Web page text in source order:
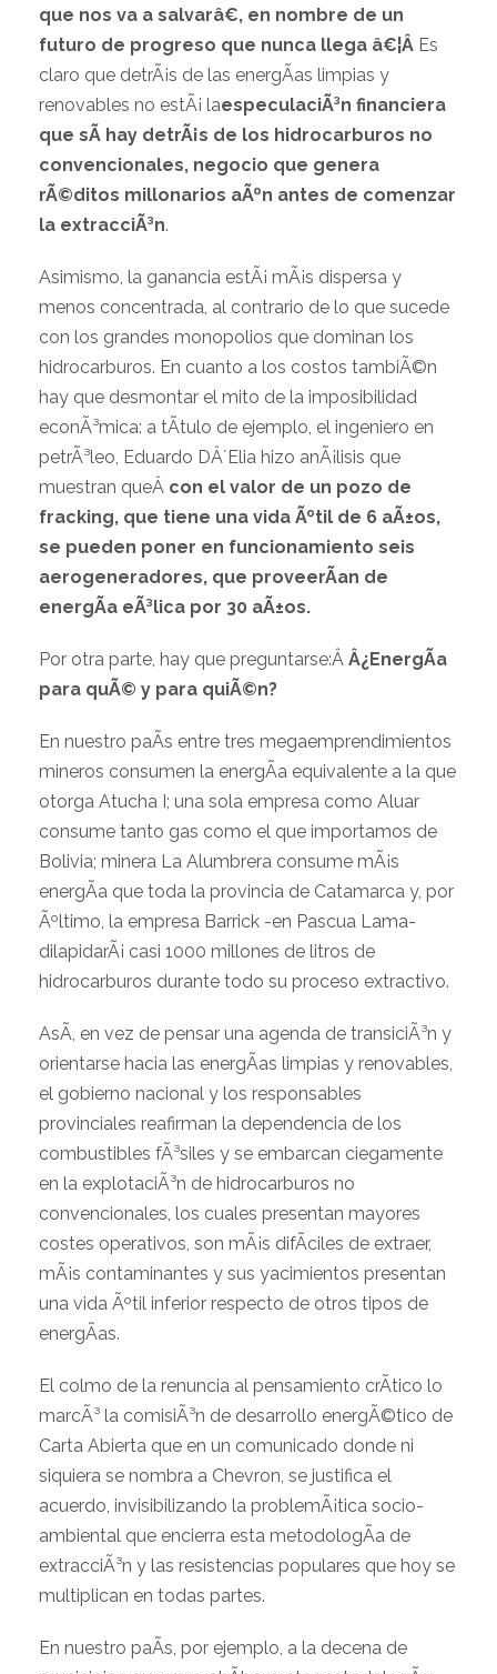
que nos va a salvarâ€, en nombre de un
futuro de progreso que nunca llega â€¦Â Es
claro que detrÃ¡s de las energÃ­as limpias y
renovables no estÃ¡ laespeculaciÃ³n financiera
que sÃ­ hay detrÃ¡s de los hidrocarburos no
convencionales, negocio que genera
rÃ©ditos millonarios aÃºn antes de comenzar
la extracciÃ³n.
Asimismo, la ganancia estÃ¡ mÃ¡s dispersa y
menos concentrada, al contrario de lo que sucede
con los grandes monopolios que dominan los
hidrocarburos. En cuanto a los costos tambiÃ©n
hay que desmontar el mito de la imposibilidad
econÃ³mica: a tÃ­tulo de ejemplo, el ingeniero en
petrÃ³leo, Eduardo DÂ´Elia hizo anÃ¡lisis que
muestran queÂ con el valor de un pozo de
fracking, que tiene una vida Ãºtil de 6 aÃ±os,
se pueden poner en funcionamiento seis
aerogeneradores, que proveerÃ­an de
energÃ­a eÃ³lica por 30 aÃ±os.
Por otra parte, hay que preguntarse:Â Â¿EnergÃ­a
para quÃ© y para quiÃ©n?
En nuestro paÃ­s entre tres megaemprendimientos
mineros consumen la energÃ­a equivalente a la que
otorga Atucha I; una sola empresa como Aluar
consume tanto gas como el que importamos de
Bolivia; minera La Alumbrera consume mÃ¡s
energÃ­a que toda la provincia de Catamarca y, por
Ãºltimo, la empresa Barrick -en Pascua Lama-
dilapidarÃ¡ casi 1000 millones de litros de
hidrocarburos durante todo su proceso extractivo.
AsÃ­, en vez de pensar una agenda de transiciÃ³n y
orientarse hacia las energÃ­as limpias y renovables,
el gobierno nacional y los responsables
provinciales reafirman la dependencia de los
combustibles fÃ³siles y se embarcan ciegamente
en la explotaciÃ³n de hidrocarburos no
convencionales, los cuales presentan mayores
costes operativos, son mÃ¡s difÃ­ciles de extraer,
mÃ¡s contaminantes y sus yacimientos presentan
una vida Ãºtil inferior respecto de otros tipos de
energÃ­as.
El colmo de la renuncia al pensamiento crÃ­tico lo
marcÃ³ la comisiÃ³n de desarrollo energÃ©tico de
Carta Abierta que en un comunicado donde ni
siquiera se nombra a Chevron, se justifica el
acuerdo, invisibilizando la problemÃ¡tica socio-
ambiental que encierra esta metodologÃ­a de
extracciÃ³n y las resistencias populares que hoy se
multiplican en todas partes.
En nuestro paÃ­s, por ejemplo, a la decena de